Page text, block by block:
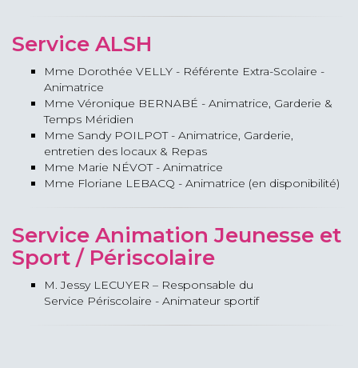
Service ALSH
Mme Dorothée VELLY - Référente Extra-Scolaire -
Animatrice
Mme Véronique BERNABÉ - Animatrice, Garderie &
Temps Méridien
Mme Sandy POILPOT - Animatrice, Garderie,
entretien des locaux & Repas
Mme Marie NÉVOT - Animatrice
Mme Floriane LEBACQ - Animatrice (en disponibilité)
Service Animation Jeunesse et
Sport / Périscolaire
M. Jessy LECUYER – Responsable du
Service Périscolaire - Animateur sportif